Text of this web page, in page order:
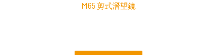
M65 剪式潛望鏡